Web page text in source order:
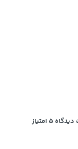
با ثبت دیدگاه 5 امتیاز